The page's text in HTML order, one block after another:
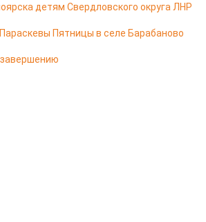
детям Свердловского округа ЛНР
Пятницы в селе Барабаново
завершению